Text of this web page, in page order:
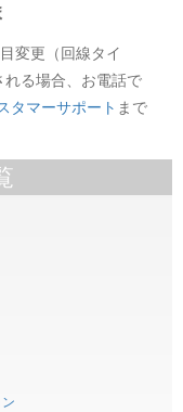
変更（回線タイ
る場合、お電話で
タマーサポート まで